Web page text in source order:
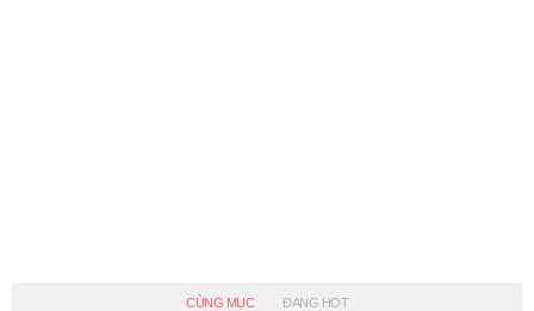
CÙNG MỤC ĐANG HOT